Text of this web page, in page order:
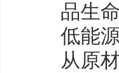
品生
低能
从原